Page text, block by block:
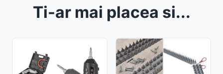
Ti-ar mai placea si...